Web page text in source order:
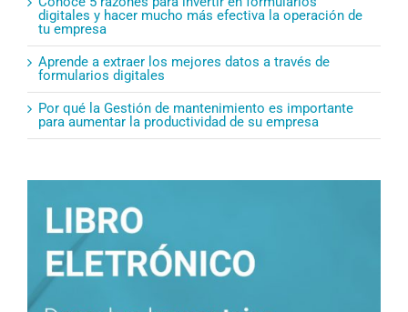
digitales y hacer mucho más efectiva la operación de
tu empresa
Aprende a extraer los mejores datos a través de
formularios digitales
Por qué la Gestión de mantenimiento es importante
para aumentar la productividad de su empresa